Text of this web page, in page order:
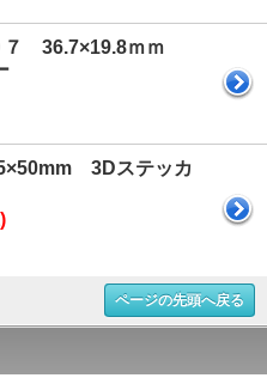
７ 36.7×19.8ｍｍ
3Dステッカ
ページの先頭へ戻る